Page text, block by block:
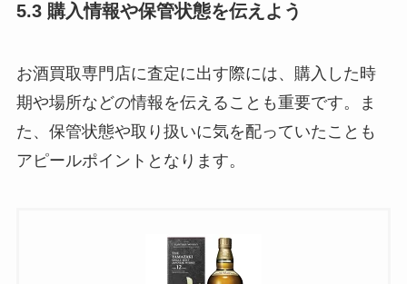
5.3 購入情報や保管状態を伝えよう
お酒買取専門店に査定に出す際には、購入した時
期や場所などの情報を伝えることも重要です。ま
た、保管状態や取り扱いに気を配っていたことも
アピールポイントとなります。